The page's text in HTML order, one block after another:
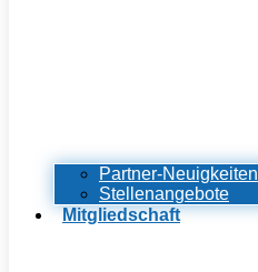
Partner-Neuigkeiten
Stellenangebote
Mitgliedschaft